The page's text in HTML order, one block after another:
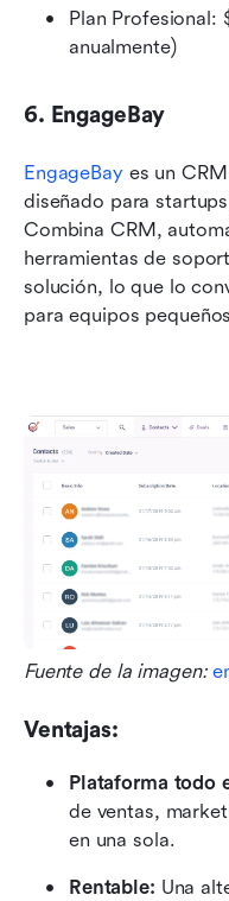
Plan Profesional:
anualmente)
6. EngageBay
EngageBay es un
diseñado para
Combina CRM,
herramientas de
solución, lo que lo
para equipos
Fuente de la imagen:
Ventajas:
Plataforma todo
de ventas,
en una sola.
Rentable: Una